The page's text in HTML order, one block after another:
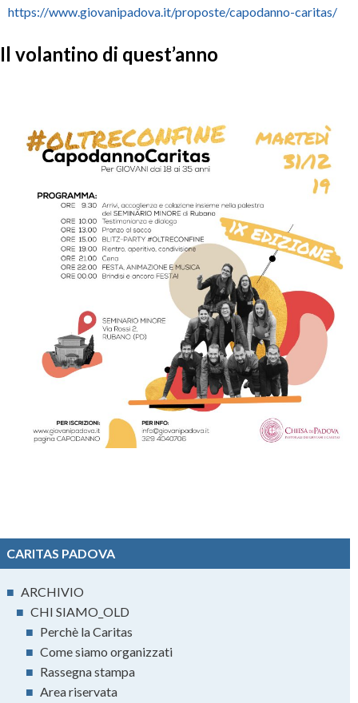
https://www.giovanipadova.it/proposte/capodanno-caritas/
Il volantino di quest’anno
CARITAS PADOVA
■ ARCHIVIO
■ CHI SIAMO_OLD
■ Perchè la Caritas
■ Come siamo organizzati
■ Rassegna stampa
■ Area riservata